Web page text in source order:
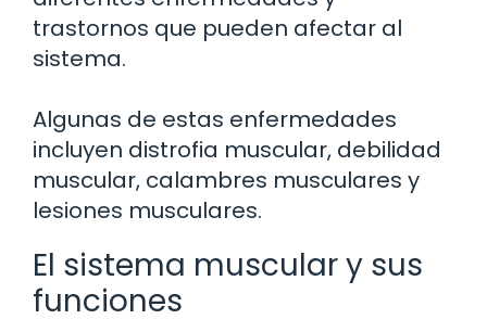
trastornos que pueden afectar al
sistema.
Algunas de estas enfermedades
incluyen distrofia muscular, debilidad
muscular, calambres musculares y
lesiones musculares.
El sistema muscular y sus
funciones